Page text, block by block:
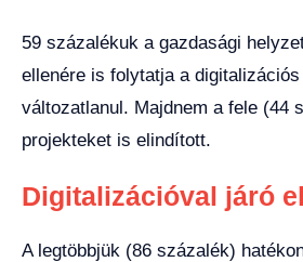
59 százalékuk a gazdasági
ellenére is folytatja a
változatlanul. Majdnem a fele (44
projekteket is elindított.
Digitalizációval járó
A legtöbbjük (86 százalék)